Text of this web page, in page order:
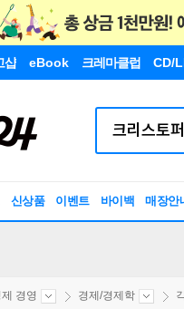
샵 eBook 크레마클럽 CD/
신상품 이벤트 바이백 매장안
제 경영 경제/경제학